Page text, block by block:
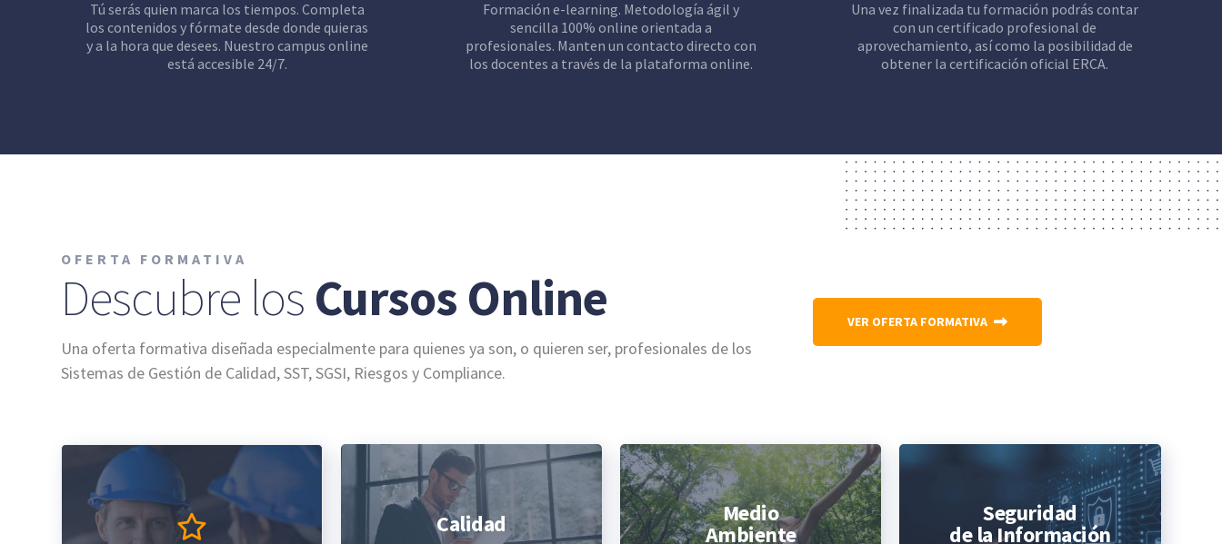
Tú serás quien marca los tiempos. Completa
los contenidos y fórmate desde donde quieras
y a la hora que desees. Nuestro campus online
está accesible 24/7.
Formación e-learning. Metodología ágil y
sencilla 100% online orientada a
profesionales. Manten un contacto directo con
los docentes a través de la plataforma online.
Una vez finalizada tu formación podrás contar
con un certificado profesional de
aprovechamiento, así como la posibilidad de
obtener la certificación oficial ERCA.
OFERTA FORMATIVA
Descubre los Cursos Online
Una oferta formativa diseñada especialmente para quienes ya son, o quieren ser, profesionales de los
Sistemas de Gestión de Calidad, SST, SGSI, Riesgos y Compliance.
VER OFERTA FORMATIVA
Calidad Medio
Ambiente
Seguridad
de la Información